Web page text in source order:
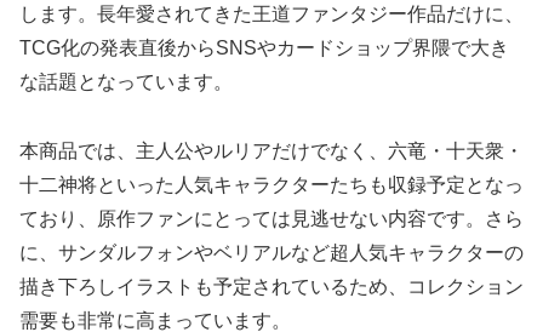
します。長年愛されてきた王道ファンタジー作品だけに、
TCG化の発表直後からSNSやカードショップ界隈で大き
な話題となっています。
本商品では、主人公やルリアだけでなく、六竜・十天衆・
十二神将といった人気キャラクターたちも収録予定となっ
ており、原作ファンにとっては見逃せない内容です。さら
に、サンダルフォンやベリアルなど超人気キャラクターの
描き下ろしイラストも予定されているため、コレクション
需要も非常に高まっています。